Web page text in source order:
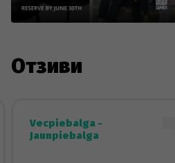
Отзиви
Vecpiebalga -
Jaunpiebalga